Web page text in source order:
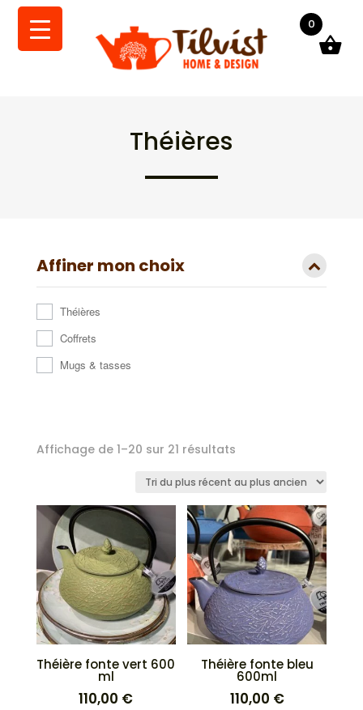
Théières
Affiner mon choix
Théières
Coffrets
Mugs & tasses
Affichage de 1–20 sur 21 résultatsTrié
plus
récent
au
plus
ancien
Théière fonte vert 600
ml
110,00 €
Théière fonte bleu
600ml
110,00 €
0